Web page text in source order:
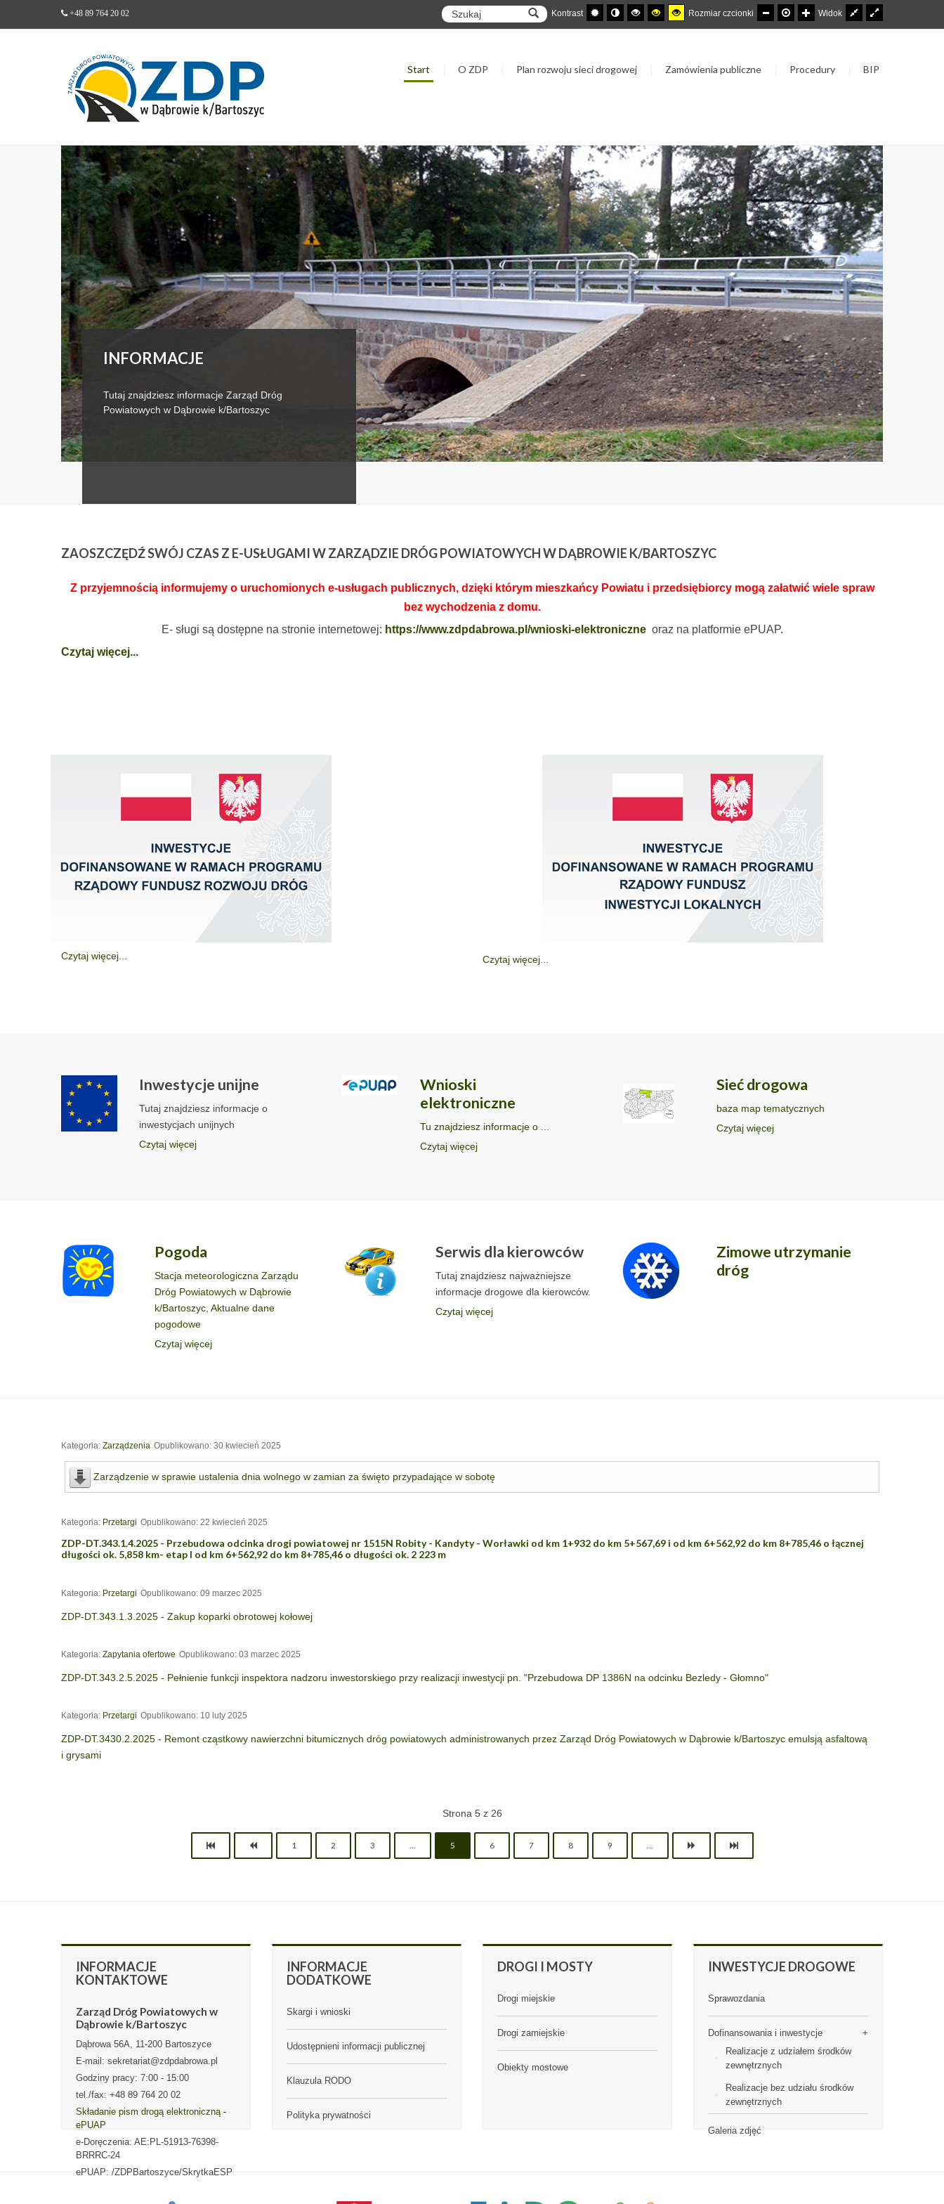
+48 89 764 20 02 Kontrast Rozmiar czcionki Widok
Start O ZDP Plan rozwoju sieci drogowej Zamówienia publiczne Procedury BIP
INFORMACJE
Tutaj znajdziesz informacje Zarząd Dróg
Powiatowych w Dąbrowie k/Bartoszyc
ZAOSZCZĘDŹSWÓJ CZAS Z E-USŁUGAMI W ZARZĄDZIE DRÓG POWIATOWYCH W DĄBROWIE K/BARTOSZYC
Z przyjemnością informujemy o uruchomionych e-usługach publicznych, dzięki którym mieszkańcy Powiatu i przedsiębiorcy mogą załatwić wiele spraw
bez wychodzenia z domu.
E- sługi są dostępne na stronie internetowej: https://www.zdpdabrowa.pl/wnioski-elektroniczne oraz na platformie ePUAP.
Czytaj więcej...
Czytaj więcej... Czytaj więcej...
Inwestycje unijne
Tutaj znajdziesz informacje o
inwestycjach unijnych
Czytaj więcej
Wnioski
elektroniczne
Tu znajdziesz informacje o ...
Czytaj więcej
Sieć drogowa
baza map tematycznych
Czytaj więcej
Pogoda
Stacja meteorologiczna Zarządu
Dróg Powiatowych w Dąbrowie
k/Bartoszyc, Aktualne dane
pogodowe
Czytaj więcej
Serwis dla kierowców
Tutaj znajdziesz najważniejsze
informacje drogowe dla kierowców.
Czytaj więcej
Zimowe utrzymanie
dróg
Kategoria: Zarządzenia Opublikowano: 30 kwiecień 2025
Zarządzenie w sprawie ustalenia dnia wolnego w zamian za święto przypadające w sobotę
Kategoria: Przetargi Opublikowano: 22 kwiecień 2025
ZDP-DT.343.1.4.2025 - Przebudowa odcinka drogi powiatowej nr 1515N Robity - Kandyty - Worławki od km 1+932 do km 5+567,69 i od km 6+562,92 do km 8+785,46 o łącznej
długości ok. 5,858 km- etap I od km 6+562,92 do km 8+785,46 o długości ok. 2 223 m
Kategoria: Przetargi Opublikowano: 09 marzec 2025
ZDP-DT.343.1.3.2025 - Zakup koparki obrotowej kołowej
Kategoria: Zapytania ofertowe Opublikowano: 03 marzec 2025
ZDP-DT.343.2.5.2025 - Pełnienie funkcji inspektora nadzoru inwestorskiego przy realizacji inwestycji pn. "Przebudowa DP 1386N na odcinku Bezledy - Głomno"
Kategoria: Przetargi Opublikowano: 10 luty 2025
ZDP-DT.3430.2.2025 - Remont cząstkowy nawierzchni bitumicznych dróg powiatowych administrowanych przez Zarząd Dróg Powiatowych w Dąbrowie k/Bartoszyc emulsją asfaltową
i grysami
Strona 5 z 26
1 2 3 ... 5 6 7 8 9 ...
INFORMACJE
KONTAKTOWE
Zarząd Dróg Powiatowych w
Dąbrowie k/Bartoszyc
Dąbrowa 56A, 11-200 Bartoszyce
E-mail: sekretariat@zdpdabrowa.pl
Godziny pracy: 7:00 - 15:00
tel./fax: +48 89 764 20 02
Składanie pism drogą elektroniczną -
ePUAP
e-Doręczenia: AE:PL-51913-76398-
BRRRC-24
ePUAP: /ZDPBartoszyce/SkrytkaESP
INFORMACJE
DODATKOWE
Skargi i wnioski
Udostępnieni informacji publicznej
Klauzula RODO
Polityka prywatności
DROGI I MOSTY
Drogi miejskie
Drogi zamiejskie
Obiekty mostowe
INWESTYCJE DROGOWE
Sprawozdania
Dofinansowania i inwestycje
Realizacje z udziałem środków
zewnętrznych
Realizacje bez udziału środków
zewnętrznych
Galeria zdjęć